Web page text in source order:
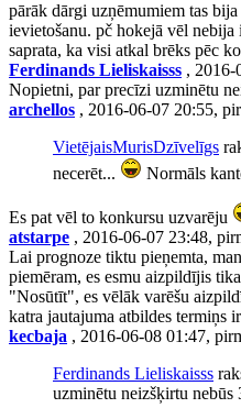
pārāk dārgi uzņēmumiem tas
ievietošanu. pč hokejā vēl nebija
saprata, ka visi atkal brēks pēc
Ferdinands Lieliskaisss , 2016-
Nopietni, par precīzi uzminētu
archellos , 2016-06-07 20:55,
VietējaisMurisDzīvelīgs
necerēt...
Normāls
Es pat vēl to konkursu uzvarēju
atstarpe , 2016-06-07 23:48,
Lai prognoze tiktu pieņemta,
piemēram, es esmu aizpildījis
"Nosūtīt", es vēlāk varēšu
katra jautajuma atbildes termiņs
kecbaja , 2016-06-08 01:47,
Ferdinands Lieliskaisss
uzminētu neizšķirtu nebūs